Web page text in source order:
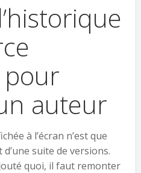
auteur
à l’écran n’est que
suite de versions.
quoi, il faut remonter